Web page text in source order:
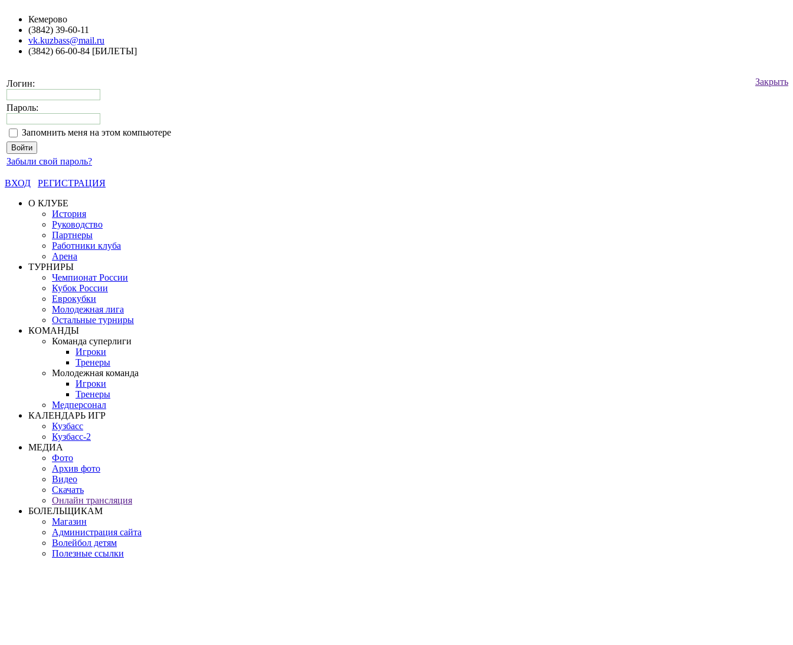
Кемерово
(3842) 39-60-11
vk.kuzbass@mail.ru
(3842) 66-00-84 [БИЛЕТЫ]
Закрыть
Логин:
Пароль:
Запомнить меня на этом компьютере
Забыли свой пароль?
ВХОД
РЕГИСТРАЦИЯ
О КЛУБЕ
История
Руководство
Партнеры
Работники клуба
Арена
ТУРНИРЫ
Чемпионат России
Кубок России
Еврокубки
Молодежная лига
Остальные турниры
КОМАНДЫ
Команда суперлиги
Игроки
Тренеры
Молодежная команда
Игроки
Тренеры
Медперсонал
КАЛЕНДАРЬ ИГР
Кузбасс
Кузбасс-2
МЕДИА
Фото
Архив фото
Видео
Скачать
Онлайн трансляция
БОЛЕЛЬЩИКАМ
Магазин
Администрация сайта
Волейбол детям
Полезные ссылки